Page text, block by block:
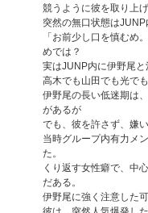
競うように彼を取り上げ
突然の無口状態は
「お前少し口を慎むめ
めでは？
実はJUNP内に伊野尾と
高木でも山田でも光でも
伊野尾の長い低迷期は
があるが
でも、彼を許さず、嫌
当時グループ内有力メ
た。
くり返す女性癖で、中
だある。
伊野尾に強く注意した可